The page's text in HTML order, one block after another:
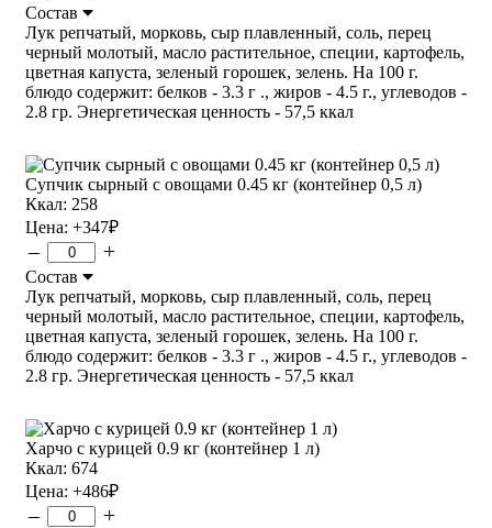
Состав
Лук репчатый, морковь, сыр плавленный, соль, перец
черный молотый, масло растительное, специи, картофель,
цветная капуста, зеленый горошек, зелень. На 100 г.
блюдо содержит: белков - 3.3 г ., жиров - 4.5 г., углеводов -
2.8 гр. Энергетическая ценность - 57,5 ккал
Супчик сырный с овощами 0.45 кг (контейнер 0,5 л)
Ккал: 258
Цена: +347₽
– +
Состав
Лук репчатый, морковь, сыр плавленный, соль, перец
черный молотый, масло растительное, специи, картофель,
цветная капуста, зеленый горошек, зелень. На 100 г.
блюдо содержит: белков - 3.3 г ., жиров - 4.5 г., углеводов -
2.8 гр. Энергетическая ценность - 57,5 ккал
Харчо с курицей 0.9 кг (контейнер 1 л)
Ккал: 674
Цена: +486₽
– +